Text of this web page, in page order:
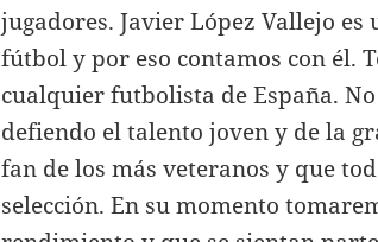
jugadores. Javier López Vallejo
fútbol y por eso contamos con él.
cualquier futbolista de España.
defiendo el talento joven y de la
fan de los más veteranos y que
selección. En su momento